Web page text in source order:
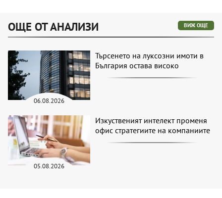
ОЩЕ ОТ АНАЛИЗИ ВИЖ ОЩЕ
06.08.2026
Търсенето на луксозни имоти в
България остава високо
05.08.2026
Изкуственият интелект променя
офис стратегиите на компаниите